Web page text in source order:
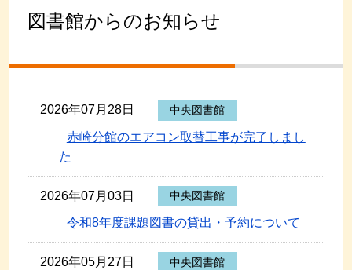
図書館からのお知らせ
2026年07月28日 中央図書館
赤崎分館のエアコン取替工事が完了しまし
た
2026年07月03日 中央図書館
令和8年度課題図書の貸出・予約について
2026年05月27日 中央図書館